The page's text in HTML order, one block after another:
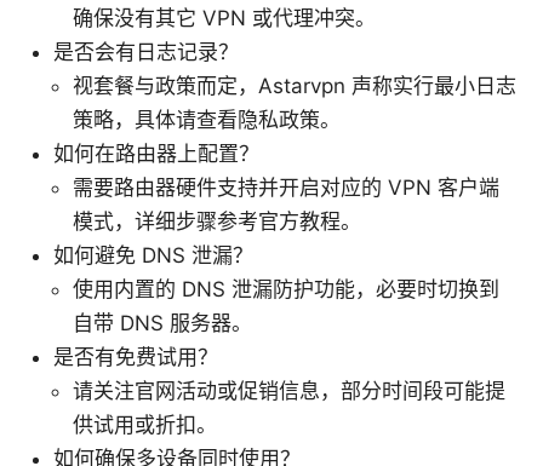
确保没有其它 VPN 或代理冲突。
是否会有日志记录？
视套餐与政策而定，Astarvpn 声称实行最小日志
策略，具体请查看隐私政策。
如何在路由器上配置？
需要路由器硬件支持并开启对应的 VPN 客户端
模式，详细步骤参考官方教程。
如何避免 DNS 泄漏？
使用内置的 DNS 泄漏防护功能，必要时切换到
自带 DNS 服务器。
是否有免费试用？
请关注官网活动或促销信息，部分时间段可能提
供试用或折扣。
如何确保多设备同时使用？